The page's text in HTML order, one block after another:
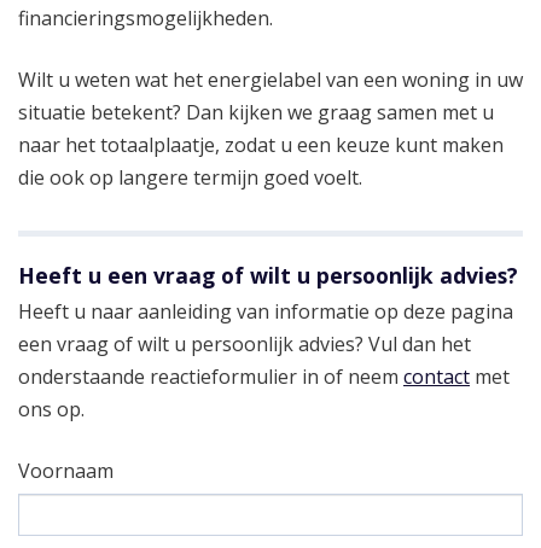
financieringsmogelijkheden.
Wilt u weten wat het energielabel van een woning in uw
situatie betekent? Dan kijken we graag samen met u
naar het totaalplaatje, zodat u een keuze kunt maken
die ook op langere termijn goed voelt.
Heeft u een vraag of wilt u persoonlijk advies?
Heeft u naar aanleiding van informatie op deze pagina
een vraag of wilt u persoonlijk advies? Vul dan het
onderstaande reactieformulier in of neem contact met
ons op.
Voornaam